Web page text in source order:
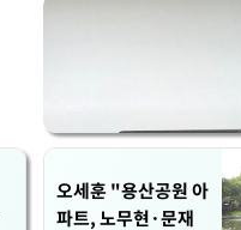
오세훈 "용산공원 아
파트, 노무현·문재